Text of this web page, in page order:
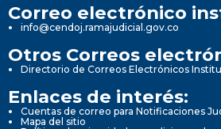
Correo electrónico
info@cendoj.ramajudicial.gov.co
Otros Correos
Directorio de Correos Electrónicos
Enlaces de interés:
Cuentas de correo para Notificaciones
Mapa del sitio